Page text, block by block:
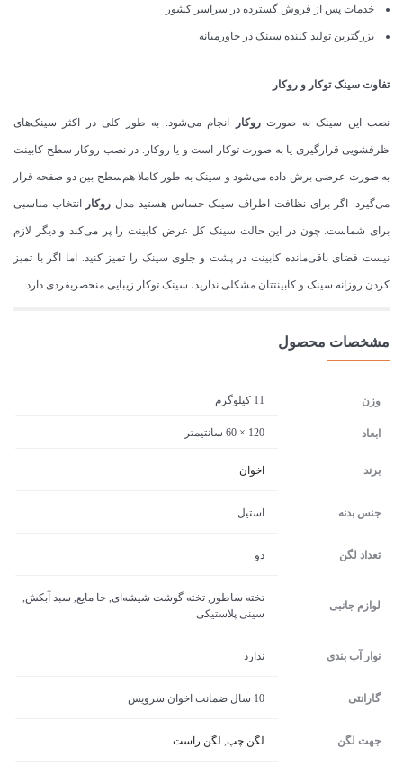
خدمات پس از فروش گسترده در سراسر کشور
بزرگترین تولید کننده سینک در خاورمیانه
تفاوت سینکتوکار و روکار
نصب این سینک به صورتروکار انجام می‌شود. به طور کلی در اکثر سینک‌های
ظرفشویی قرارگیری یا به صورت توکار است و یا روکار. در نصب روکار سطح کابینت
به صورت عرضی برش داده می‌شود و سینک به طور کاملا هم‌سطح بین دو صفحه قرار
می‌گیرد. اگر برای نظافت اطراف سینک حساس هستید مدل روکار انتخاب مناسبی
برای شماست. چون در این حالت سینک کل عرض کابینت را پر می‌کند و دیگر لازم
نیست فضای باقی‌مانده کابینت در پشت و جلوی سینک را تمیز کنید. اما اگر با تمیز
کردن روزانه سینک و کابینتتان مشکلی ندارید، سینک توکار زیبایی منحصربفردی دارد.
مشخصات محصول
وزن 11 کیلوگرم
ابعاد 120 × 60 سانتیمتر
برند اخوان
جنس بدنه استیل
تعداد لگن دو
لوازم جانبی
تخته ساطور, تخته گوشت شیشه‌ای, جا مایع, سبد آبکش,
سینی پلاستیکی
نوار آب بندی ندارد
گارانتی 10 سال ضمانت اخوان سرویس
جهت لگن لگن چپ, لگن راست